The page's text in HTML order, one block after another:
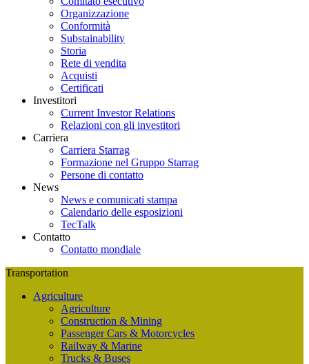
Organizzazione
Conformità
Substainability
Storia
Rete di vendita
Acquisti
Certificati
Investitori
Current Investor Relations
Relazioni con gli investitori
Carriera
Carriera Starrag
Formazione nel Gruppo Starrag
Persone di contatto
News
News e comunicati stampa
Calendario delle esposizioni
TecTalk
Contatto
Contatto mondiale
Transportation
Agriculture
Agriculture
Construction & Mining
Passenger Cars & Motorcycles
Railway & Marine
Trucks & Buses